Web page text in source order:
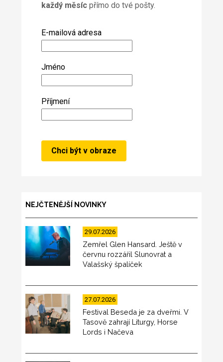
každý měsícpřímo do tvé pošty.
E-mailová adresa
Jméno
Příjmení
NEJČTENĚJŠÍ NOVINKY
29.07.2026
Zemřel Glen Hansard. Ještě v
červnu rozzářil Slunovrat a
Valašský špalíček
27.07.2026
Festival Beseda je za dveřmi. V
Tasově zahrají Liturgy, Horse
Lords i Načeva